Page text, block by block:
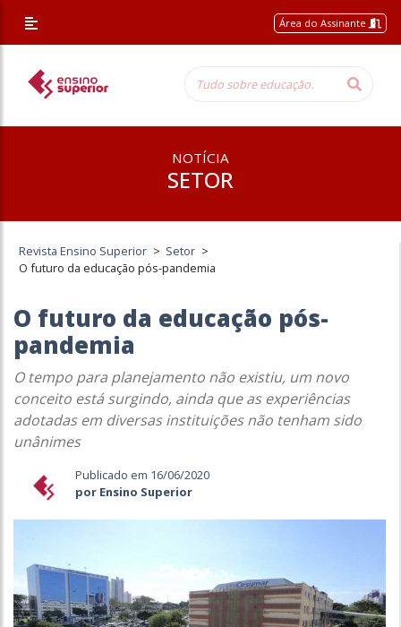
Área do Assinante
NOTÍCIA
SETOR
Revista Ensino Superior > Setor >
O futuro da educação pós-pandemia
O futuro da educação pós-
pandemia
O tempo para planejamento não existiu, um novo
conceito está surgindo, ainda que as experiências
adotadas em diversas instituições não tenham sido
unânimes
Publicado em 16/06/2020
por Ensino Superior